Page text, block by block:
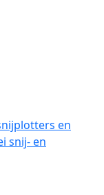
en
snij- en